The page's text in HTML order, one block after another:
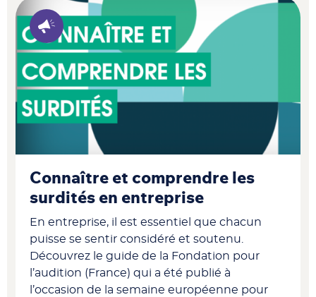
Connaître et comprendre les
surdités en entreprise
En entreprise, il est essentiel que chacun
puisse se sentir considéré et soutenu.
Découvrez le guide de la Fondation pour
l’audition (France) qui a été publié à
l’occasion de la semaine européenne pour